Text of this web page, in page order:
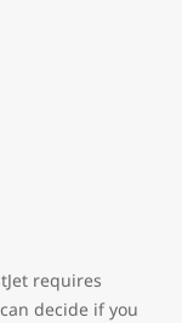
requires
decide if you